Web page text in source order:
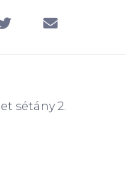
sétány 2.